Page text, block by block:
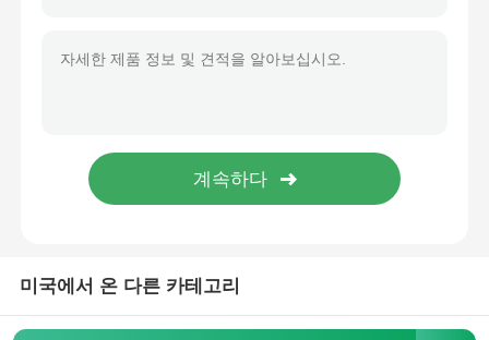
공장 투어
연락처
미국에서 온 다른 카테고리